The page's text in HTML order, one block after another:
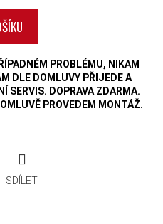
PROBLÉMU, NIKAM
DLE DOMLUVY PŘIJEDE A
SERVIS. DOPRAVA ZDARMA.
PROVEDEM MONTÁŽ.
SDÍLET